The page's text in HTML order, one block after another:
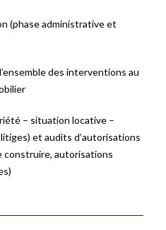
(phase administrative et
des interventions au
– situation locative –
et audits d’autorisations
construire, autorisations